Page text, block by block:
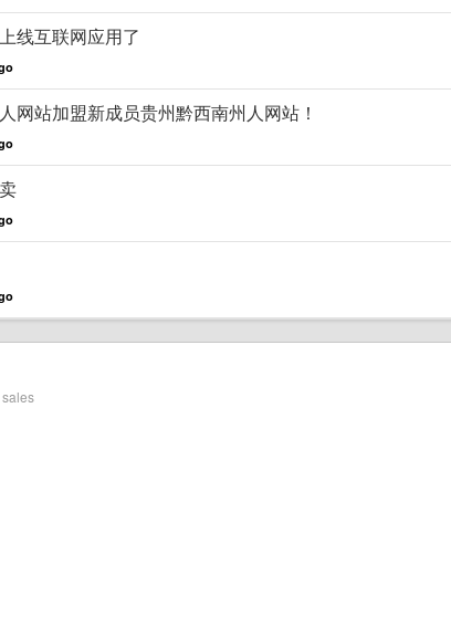
线互联网应用了
网站加盟新成员贵州黔西南州人网站！